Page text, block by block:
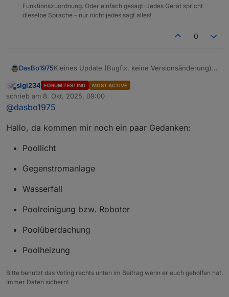
Funktionszuordnung. Oder einfach gesagt: Jedes Gerät spricht
dieselbe Sprache - nur nicht jedes sagt alles!
0
DasBo1975Kleines Update (Bugfix, keine Versionsänderung)
des Adapters bereit.
Die Steuer-Helper (Control, Solar, Frost) wurden
intern angepasst:
Datenpunkt pump.active_helper.
zuverlässig, wenn der ControlHelper aktiv ist (z. B.
automatisch.
👉 Kein Versionssprung nötig, nur ein Bugfix-
Commit.
Wer den Adapter bereits nutzt, kann einfach den
Online
sigi234 FORUM TESTING MOST ACTIVE
schrieb am 8. Okt. 2025, 09:00
zuletzt editiert von
@dasbo1975
Hallo, da kommen mir noch ein paar Gedanken:
Poollicht
Gegenstromanlage
Wasserfall
Poolreinigung bzw. Roboter
Poolüberdachung
Poolheizung
Bitte benutzt das Voting rechts unten im Beitrag wenn er euch geholfen hat.
Immer Daten sichern!